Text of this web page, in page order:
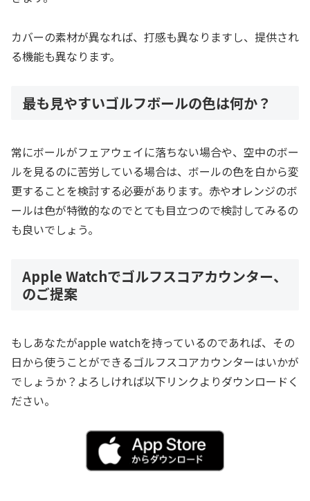
カバーの素材が異なれば、打感も異なりますし、提供され
る機能も異なります。
最も見やすいゴルフボールの色は何か？
常にボールがフェアウェイに落ちない場合や、空中のボー
ルを見るのに苦労している場合は、ボールの色を白から変
更することを検討する必要があります。赤やオレンジのボ
ールは色が特徴的なのでとても目立つので検討してみるの
も良いでしょう。
Apple Watchでゴルフスコアカウンター、
のご提案
もしあなたがapple watchを持っているのであれば、その
日から使うことができるゴルフスコアカウンターはいかが
でしょうか？よろしければ以下リンクよりダウンロードく
ださい。